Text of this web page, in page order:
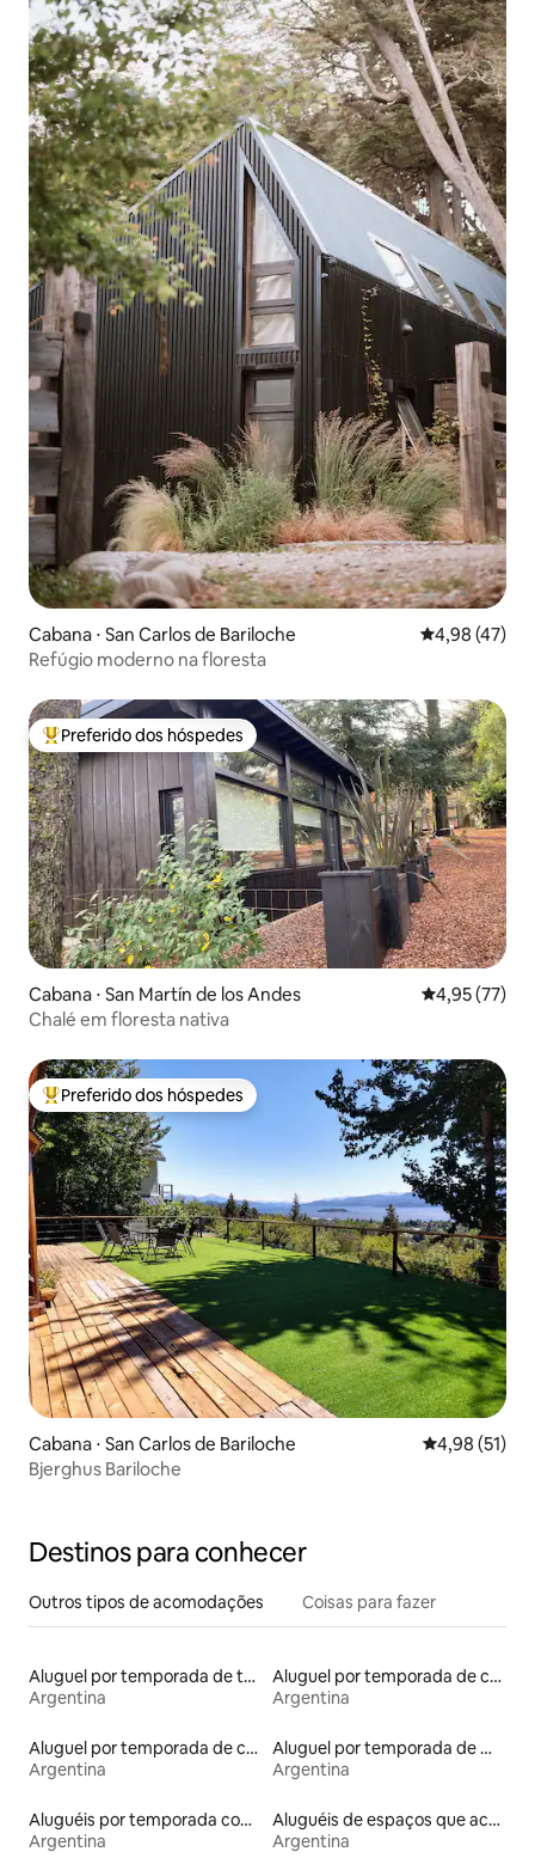
Cabana ⋅ San Carlos de Bariloche 4,98 de uma
4,98 (47)
Refúgio moderno na floresta
Entre os melhores preferidos dos hóspedes
Preferido dos hóspedes
Cabana ⋅ San Martín de los Andes 4,95 de uma
4,95 (77)
Chalé em floresta nativa
Entre os melhores preferidos dos hóspedes
Preferido dos hóspedes
Cabana ⋅ San Carlos de Bariloche 4,98 de uma
4,98 (51)
Bjerghus Bariloche
Destinos para conhecer
Outros tipos de acomodações Coisas para fazer
Aluguel por temporada de townhouses
Argentina
Aluguel por temporada de casas de veraneio
Argentina
Aluguel por temporada de casas na árvore
Argentina
Aluguel por temporada de microcasas
Argentina
Aluguéis por temporada com banheira de hidromassagem
Argentina
Aluguéis de espaços que aceitam animais de estimação
Argentina